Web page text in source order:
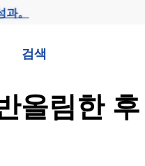
과。
검색
올림한